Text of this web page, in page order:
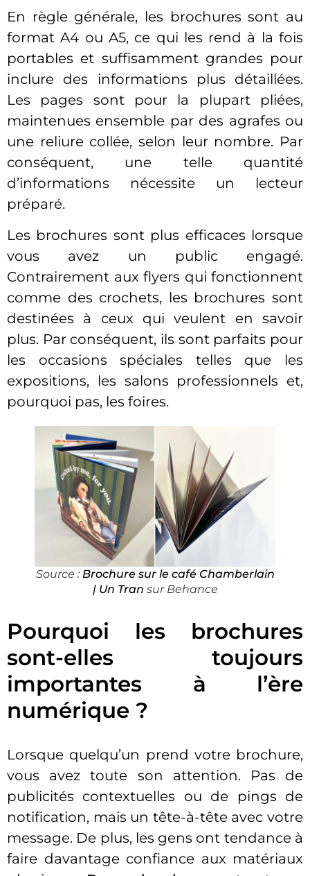
En règle générale, les brochures sont au
format A4 ou A5, ce qui les rend à la fois
portables et suffisamment grandes pour
inclure des informations plus détaillées.
Les pages sont pour la plupart pliées,
maintenues ensemble par des agrafes ou
une reliure collée, selon leur nombre. Par
conséquent, une telle quantité
d’informations nécessite un lecteur
préparé.
Les brochures sont plus efficaces lorsque
vous avez un public engagé.
Contrairement aux flyers qui fonctionnent
comme des crochets, les brochures sont
destinées à ceux qui veulent en savoir
plus. Par conséquent, ils sont parfaits pour
les occasions spéciales telles que les
expositions, les salons professionnels et,
pourquoi pas, les foires.
Source : Brochure sur le café Chamberlain
| Un Tran sur Behance
Pourquoi les brochures
sont-elles toujours
importantes à l’ère
numérique ?
Lorsque quelqu’un prend votre brochure,
vous avez toute son attention. Pas de
publicités contextuelles ou de pings de
notification, mais un tête-à-tête avec votre
message. De plus, les gens ont tendance à
faire davantage confiance aux matériaux